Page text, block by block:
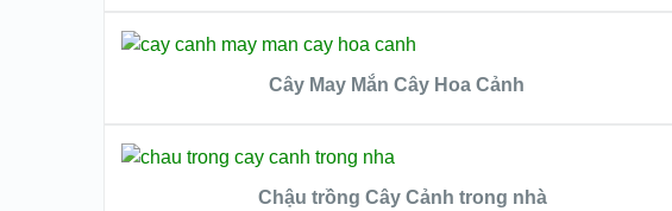
QUICK LOOK
ĐỌC TIẾP
Cây May Mắn Cây Hoa Cảnh
ĐỌC TIẾP
Chậu trồng Cây Cảnh trong nhà